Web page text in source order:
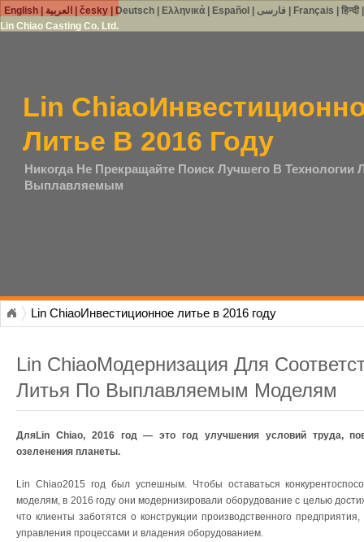
Lin Chiao Casting Co. Ltd.
Lin
Литье В 2016 Году
Никогда Не Прекращайте Поиск Лучшего В Технологии
Выплавляемым
Lin ChiaoИнвестиционное литье в 2016 году
Lin ChiaoМодернизация Для
Литья По Выплавляемым Моделям
ДляLin Chiao, 2016 год — это год улучшения условий труда,
озеленения планеты.
Lin Chiao2015 год был успешным. Чтобы оставаться
моделям, в 2016 году они модернизировали оборудование с целью
что клиенты заботятся о конструкции производственного
управления процессами и владения оборудованием.
English| العربية česky| Deutsch| Ελληνικά| Español فارسی| Français हिन्दी